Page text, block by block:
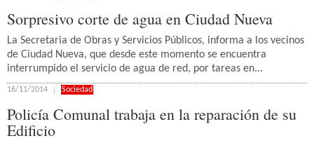
Sorpresivo corte de agua en Ciudad Nueva
La Secretaria de Obras y Servicios Públicos, informa a los vecinos
de Ciudad Nueva, que desde este momento se encuentra
interrumpido el servicio de agua de red, por tareas en...
16/11/2014 Sociedad
Policía Comunal trabaja en la reparación de su
Edificio